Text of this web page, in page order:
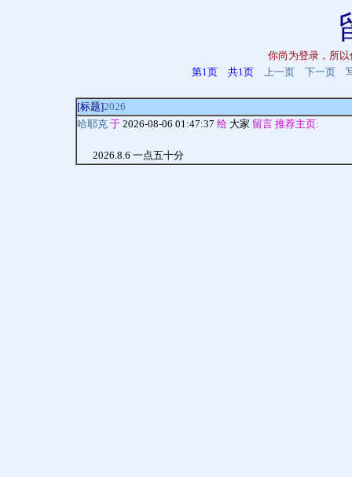
你尚为登录，所
第1页 共1页
上一页 下一页
[标题]2026
哈耶克 于 2026-08-06 01:47:37 给 大家 留言 推荐主页:
2026.8.6 一点五十分